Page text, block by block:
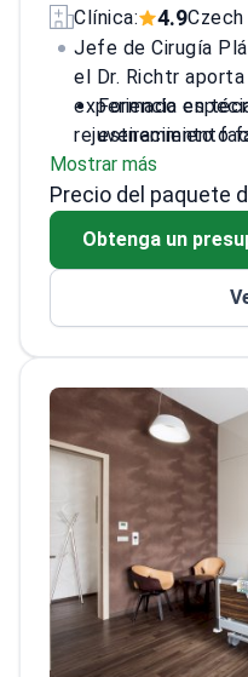
Clínica:
4.9
Jefe de Cirugía
el Dr. Richtr
experiencia
rejuvenecimiento
Formado en
estiramiento
Especializado
tanto
la Universidad
Mostrar más
Precio del paquete
Obtenga un